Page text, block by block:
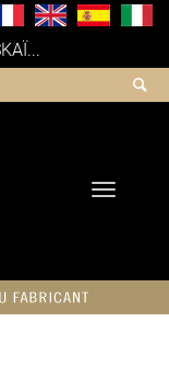
Toggle